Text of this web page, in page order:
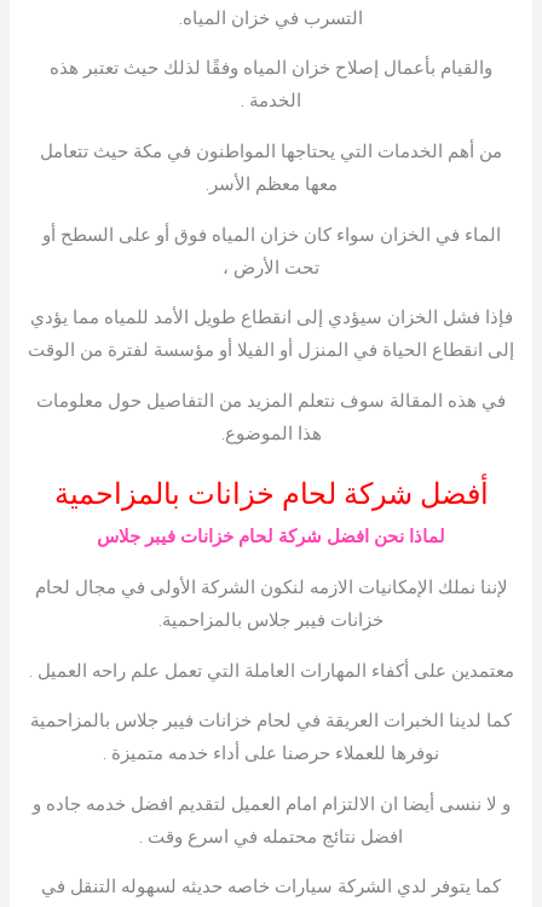
التسرب في خزان المياه.
والقيام بأعمال إصلاح خزان المياه وفقًا لذلك حيث تعتبر هذه
الخدمة .
من أهم الخدمات التي يحتاجها المواطنون في مكة حيث تتعامل
معها معظم الأسر.
الماء في الخزان سواء كان خزان المياه فوق أو على السطح أو
تحت الأرض ،
فإذا فشل الخزان سيؤدي إلى انقطاع طويل الأمد للمياه مما يؤدي
إلى انقطاع الحياة في المنزل أو الفيلا أو مؤسسة لفترة من الوقت
في هذه المقالة سوف نتعلم المزيد من التفاصيل حول معلومات
هذا الموضوع.
أفضل شركة لحام خزانات بالمزاحمية
لماذا نحن افضل شركة لحام خزانات فيبر جلاس
لإننا نملك الإمكانيات الازمه لنكون الشركة الأولى في مجال لحام
خزانات فيبر جلاس بالمزاحمية.
معتمدين على أكفاء المهارات العاملة التي تعمل علم راحه العميل .
كما لدينا الخبرات العريقة في لحام خزانات فيبر جلاس بالمزاحمية
نوفرها للعملاء حرصنا على أداء خدمه متميزة .
و لا ننسى أيضا ان الالتزام امام العميل لتقديم افضل خدمه جاده و
افضل نتائج محتمله في اسرع وقت .
كما يتوفر لدي الشركة سيارات خاصه حديثه لسهوله التنقل في